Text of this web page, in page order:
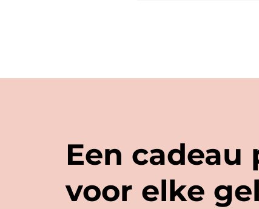
Een cadeau
voor elke